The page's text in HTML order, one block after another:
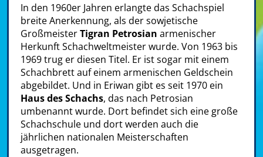
In den 1960er Jahren erlangte das Schachspiel
breite Anerkennung, als der sowjetische
GroßmeisterTigran Petrosian armenischer
Herkunft Schachweltmeister wurde. Von 1963 bis
1969 trug er diesen Titel. Er ist sogar mit einem
Schachbrett auf einem armenischen Geldschein
abgebildet. Und in Eriwan gibt es seit 1970 ein
Haus des Schachs, das nach Petrosian
umbenannt wurde. Dort befindet sich eine große
Schachschule und dort werden auch die
jährlichen nationalen Meisterschaften
ausgetragen.